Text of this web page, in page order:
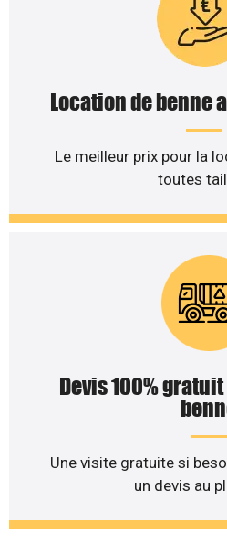
Location de benne
Le meilleur prix pour la
toutes
Devis 100%
Une visite gratuite si
un devis au